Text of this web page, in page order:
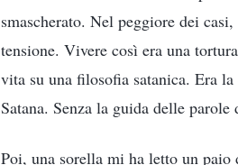
smascherato. Nel peggiore dei
tensione. Vivere così era una
vita su una filosofia satanica. Era
Satana. Senza la guida delle
Poi, una sorella mi ha letto un